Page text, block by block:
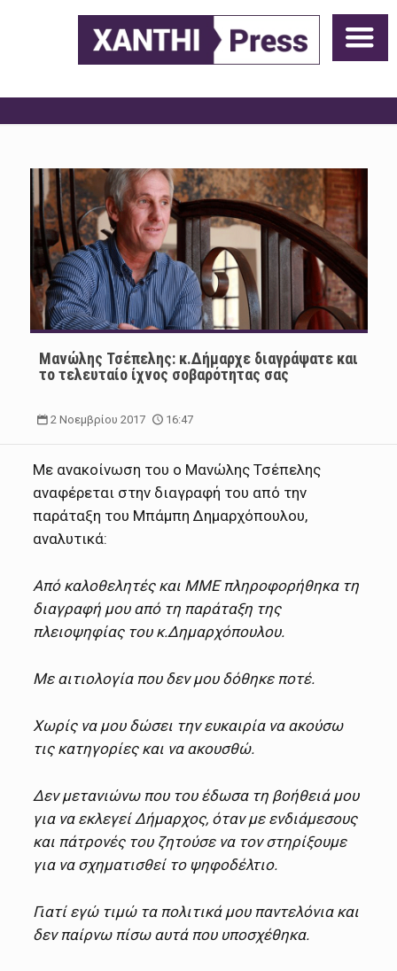
Μανώλης Τσέπελης: κ.Δήμαρχε διαγράψατε και
το τελευταίο ίχνος σοβαρότητας σας
2 Νοεμβρίου 2017 16:47
Με ανακοίνωση του ο Μανώλης Τσέπελης
αναφέρεται στην διαγραφή του από την
παράταξη του Μπάμπη Δημαρχόπουλου,
αναλυτικά:
Από καλοθελητές και ΜΜΕ πληροφορήθηκα τη
διαγραφή μου από τη παράταξη της
πλειοψηφίας του κ.Δημαρχόπουλου.
Με αιτιολογία που δεν μου δόθηκε ποτέ.
Χωρίς να μου δώσει την ευκαιρία να ακούσω
τις κατηγορίες και να ακουσθώ.
Δεν μετανιώνω που του έδωσα τη βοήθειά μου
για να εκλεγεί Δήμαρχος, όταν με ενδιάμεσους
και πάτρονές του ζητούσε να τον στηρίξουμε
για να σχηματισθεί το ψηφοδέλτιο.
Γιατί εγώ τιμώ τα πολιτικά μου παντελόνια και
δεν παίρνω πίσω αυτά που υποσχέθηκα.